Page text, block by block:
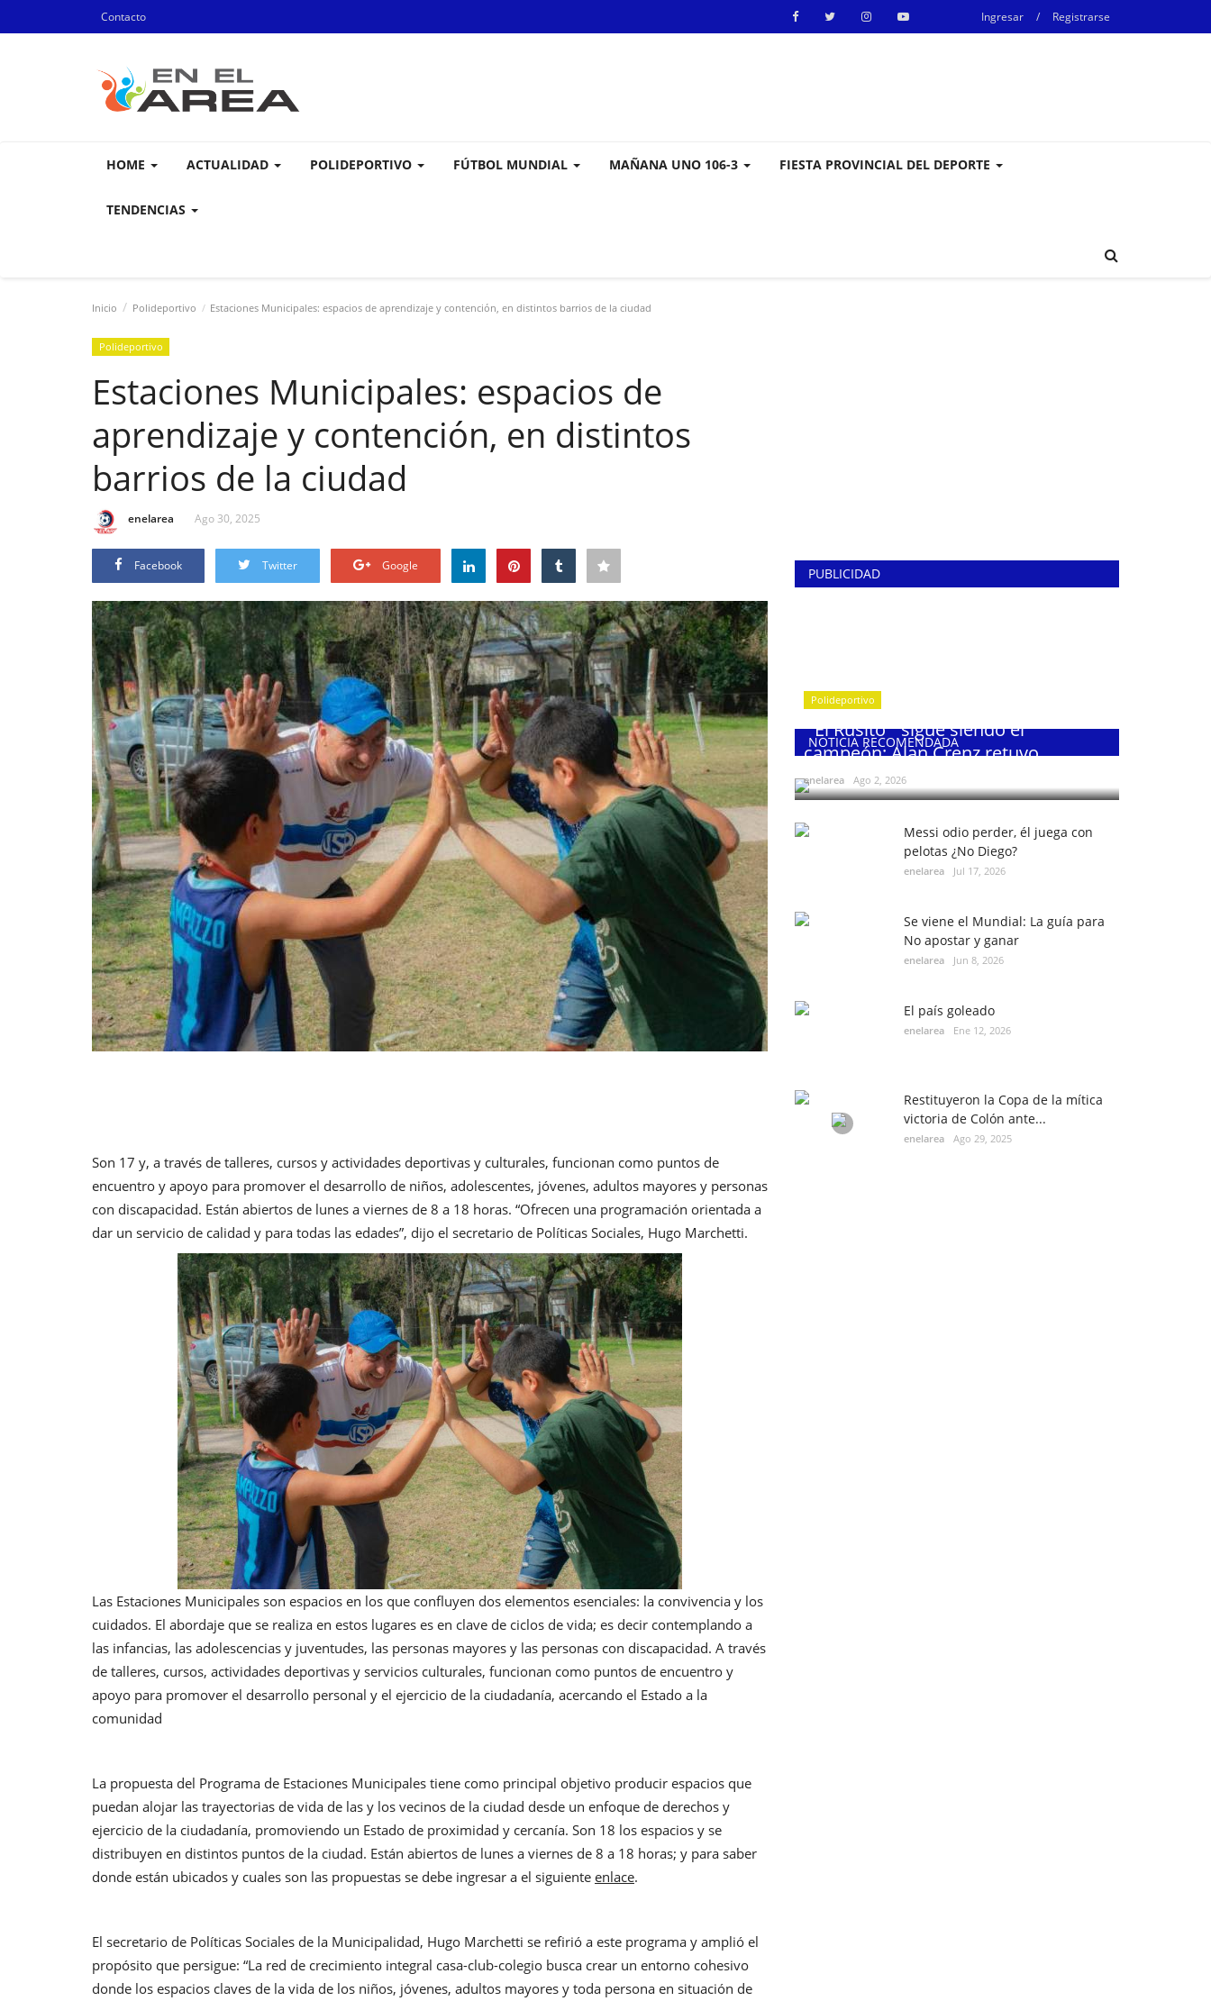
Contacto Ingresar / Registrarse
HOME ACTUALIDAD POLIDEPORTIVO FÚTBOL MUNDIAL MAÑANA UNO 106-3 FIESTA PROVINCIAL DEL DEPORTE
TENDENCIAS
Inicio Polideportivo Estaciones Municipales: espacios de aprendizaje y contención, en distintos barrios de la ciudad
Polideportivo
Estaciones Municipales: espacios de
aprendizaje y contención, en distintos
barrios de la ciudad
enelarea Ago 30, 2025
Facebook Twitter Google
Son 17 y, a través de talleres, cursos y actividades deportivas y culturales, funcionan como puntos de
encuentro y apoyo para promover el desarrollo de niños, adolescentes, jóvenes, adultos mayores y personas
con discapacidad. Están abiertos de lunes a viernes de 8 a 18 horas. “Ofrecen una programación orientada a
dar un servicio de calidad y para todas las edades”, dijo el secretario de Políticas Sociales, Hugo Marchetti.
Las Estaciones Municipales son espacios en los que confluyen dos elementos esenciales: la convivencia y los
cuidados. El abordaje que se realiza en estos lugares es en clave de ciclos de vida; es decir contemplando a
las infancias, las adolescencias y juventudes, las personas mayores y las personas con discapacidad. A través
de talleres, cursos, actividades deportivas y servicios culturales, funcionan como puntos de encuentro y
apoyo para promover el desarrollo personal y el ejercicio de la ciudadanía, acercando el Estado a la
comunidad
La propuesta del Programa de Estaciones Municipales tiene como principal objetivo producir espacios que
puedan alojar las trayectorias de vida de las y los vecinos de la ciudad desde un enfoque de derechos y
ejercicio de la ciudadanía, promoviendo un Estado de proximidad y cercanía. Son 18 los espacios y se
distribuyen en distintos puntos de la ciudad. Están abiertos de lunes a viernes de 8 a 18 horas; y para saber
donde están ubicados y cuales son las propuestas se debe ingresar a el siguiente enlace.
El secretario de Políticas Sociales de la Municipalidad, Hugo Marchetti se refirió a este programa y amplió el
propósito que persigue: “La red de crecimiento integral casa-club-colegio busca crear un entorno cohesivo
donde los espacios claves de la vida de los niños, jóvenes, adultos mayores y toda persona en situación de
PUBLICIDAD
NOTICIA RECOMENDADA
Polideportivo
¨El Rusito¨ sigue siendo el
campeón: Alan Crenz retuvo...
enelarea Ago 2, 2026
Messi odio perder, él juega con
pelotas ¿No Diego?
enelarea Jul 17, 2026
Se viene el Mundial: La guía para
No apostar y ganar
enelarea Jun 8, 2026
El país goleado
enelarea Ene 12, 2026
Restituyeron la Copa de la mítica
victoria de Colón ante...
enelarea Ago 29, 2025